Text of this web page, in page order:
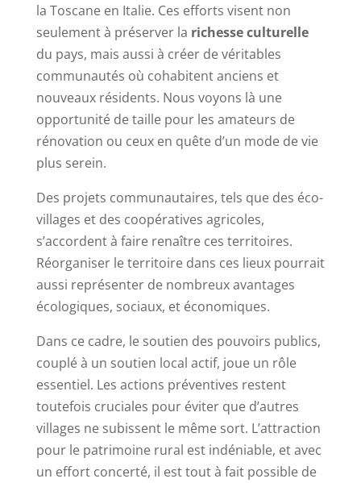
la Toscane en Italie. Ces efforts visent non
seulement à préserver la richesse culturelle
du pays, mais aussi à créer de véritables
communautés où cohabitent anciens et
nouveaux résidents. Nous voyons là une
opportunité de taille pour les amateurs de
rénovation ou ceux en quête d’un mode de vie
plus serein.
Des projets communautaires, tels que des éco-
villages et des coopératives agricoles,
s’accordent à faire renaître ces territoires.
Réorganiser le territoire dans ces lieux pourrait
aussi représenter de nombreux avantages
écologiques, sociaux, et économiques.
Dans ce cadre, le soutien des pouvoirs publics,
couplé à un soutien local actif, joue un rôle
essentiel. Les actions préventives restent
toutefois cruciales pour éviter que d’autres
villages ne subissent le même sort. L’attraction
pour le patrimoine rural est indéniable, et avec
un effort concerté, il est tout à fait possible de